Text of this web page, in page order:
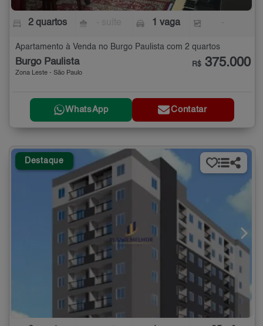
2 quartos 1 vaga
Apartamento à Venda no Burgo Paulista com 2 quartos
Burgo Paulista
Zona Leste - São Paulo
R$ 375.000
WhatsApp Contatar
Destaque